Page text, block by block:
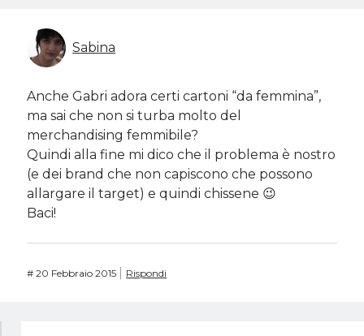
Sabina
Anche Gabri adora certi cartoni “da femmina”,
ma sai che non si turba molto del
merchandising femmibile?
Quindi alla fine mi dico che il problema è nostro
(e dei brand che non capiscono che possono
allargare il target) e quindi chissene 😉
Baci!
#20 Febbraio 2015 Rispondi